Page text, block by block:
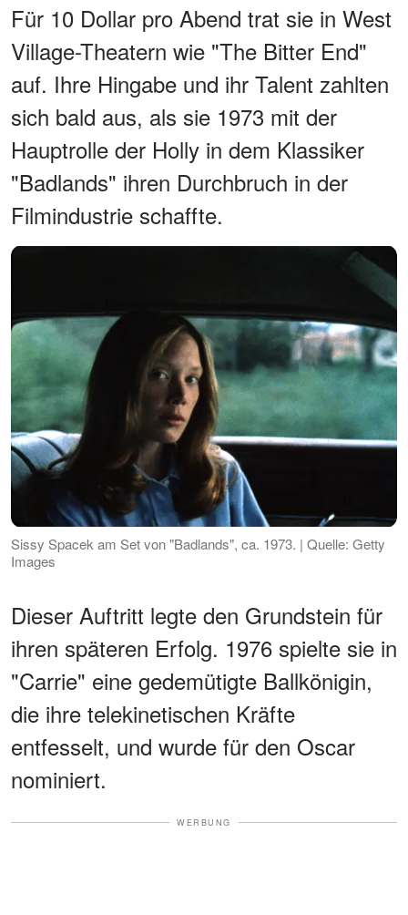
Für 10 Dollar pro Abend trat sie in West
Village-Theatern wie "The Bitter End"
auf. Ihre Hingabe und ihr Talent zahlten
sich bald aus, als sie 1973 mit der
Hauptrolle der Holly in dem Klassiker
"Badlands" ihren Durchbruch in der
Filmindustrie schaffte.
Sissy Spacek am Set von "Badlands", ca. 1973. | Quelle: Getty
Images
Dieser Auftritt legte den Grundstein für
ihren späteren Erfolg. 1976 spielte sie in
"Carrie" eine gedemütigte Ballkönigin,
die ihre telekinetischen Kräfte
entfesselt, und wurde für den Oscar
nominiert.
WERBUNG